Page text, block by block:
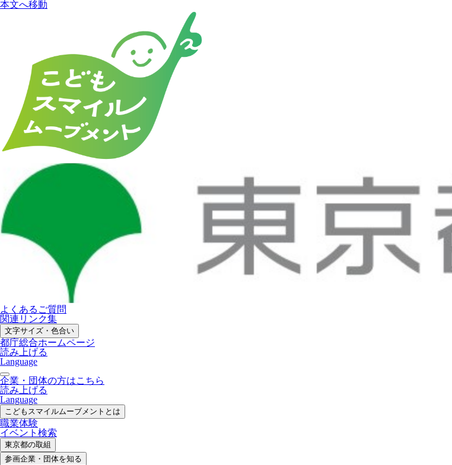
本文へ移動
よくあるご質問
関連リンク集
文字サイズ・色合い
都庁総合ホームページ
読み上げる
Language
企業・団体の方はこちら
読み上げる
Language
こどもスマイルムーブメントとは
職業体験
イベント検索
東京都の取組
参画企業・ 団体を知る